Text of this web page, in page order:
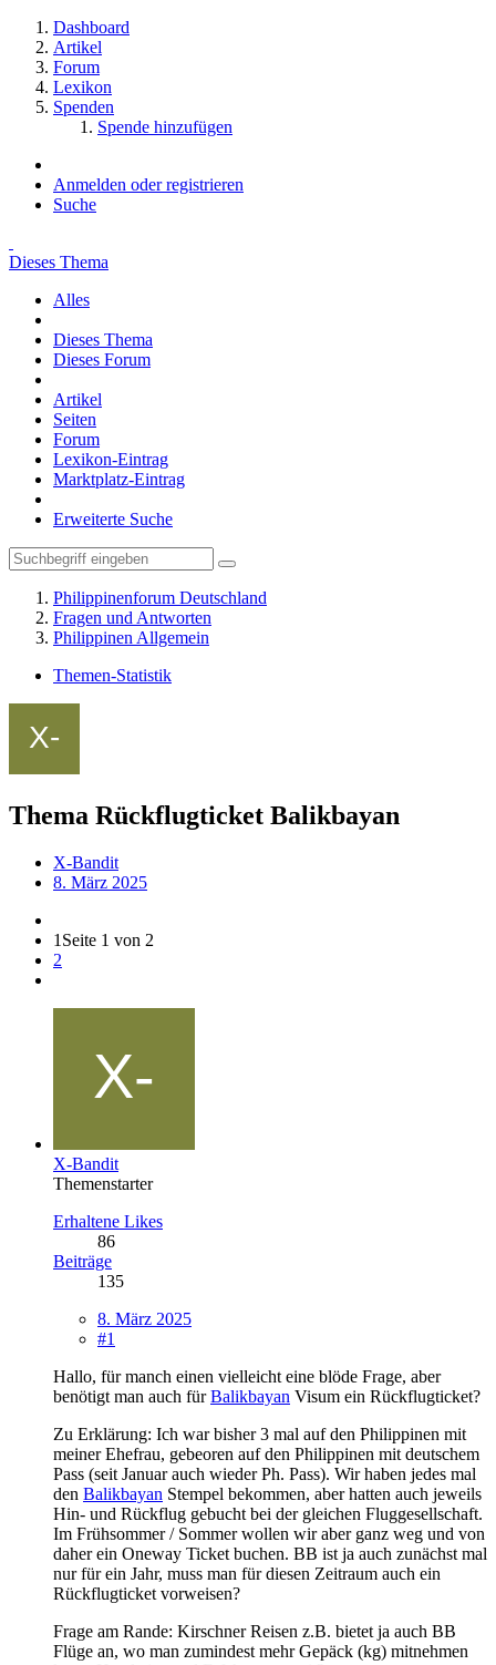
Dashboard
Artikel
Forum
Lexikon
Spenden
Spende hinzufügen
Anmelden oder registrieren
Suche
Dieses Thema
Alles
Dieses Thema
Dieses Forum
Artikel
Seiten
Forum
Lexikon-Eintrag
Marktplatz-Eintrag
Erweiterte Suche
Philippinenforum Deutschland
Fragen und Antworten
Philippinen Allgemein
Themen-Statistik
Thema Rückflugticket Balikbayan
X-Bandit
8. März 2025
1 Seite 1 von 2
2
X-Bandit
Themenstarter
Erhaltene Likes
86
Beiträge
135
8. März 2025
#1
Hallo, für manch einen vielleicht eine blöde Frage, aber
benötigt man auch fürBalikbayan Visum ein Rückflugticket?
Zu Erklärung: Ich war bisher 3 mal auf den Philippinen mit
meiner Ehefrau, gebeoren auf den Philippinen mit deutschem
Pass (seit Januar auch wieder Ph. Pass). Wir haben jedes mal
den Balikbayan Stempel bekommen, aber hatten auch jeweils
Hin- und Rückflug gebucht bei der gleichen Fluggesellschaft.
Im Frühsommer / Sommer wollen wir aber ganz weg und von
daher ein Oneway Ticket buchen. BB ist ja auch zunächst mal
nur für ein Jahr, muss man für diesen Zeitraum auch ein
Rückflugticket vorweisen?
Frage am Rande: Kirschner Reisen z.B. bietet ja auch BB
Flüge an, wo man zumindest mehr Gepäck (kg) mitnehmen